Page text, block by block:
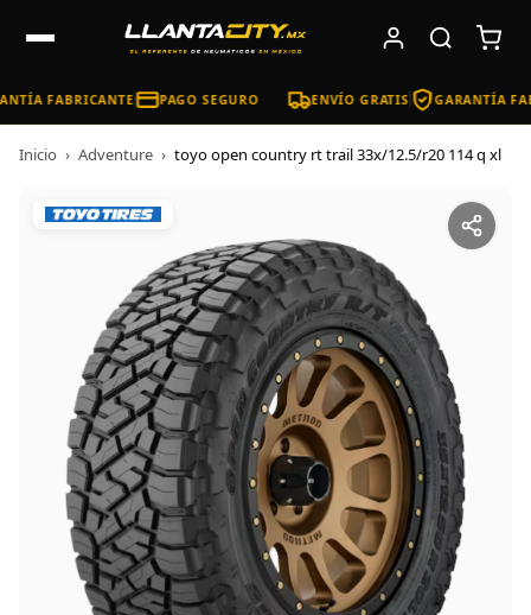
FABRICANTE PAGO SEGURO ENVÍO GRATIS GARANTÍA
Inicio › Adventure › toyo open country rt trail 33x/12.5/r20 114 q xl